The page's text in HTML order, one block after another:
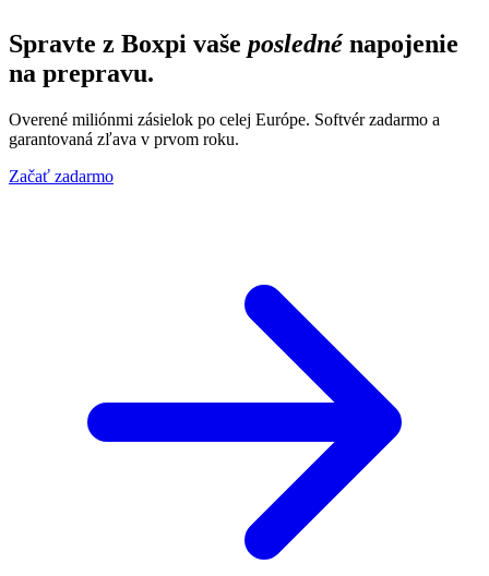
Spravte z Boxpi vaše posledné napojenie
na prepravu.
Overené miliónmi zásielok po celej Európe. Softvér zadarmo a
garantovaná zľava v prvom roku.
Začať zadarmo